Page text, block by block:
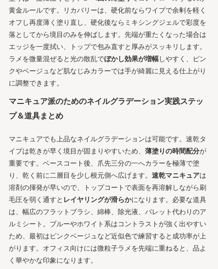
黄金ルールです。リカバリーは、硬化前ならワイプで余剰を軽く
オフし再度薄く塗り直し、硬化後ならミキシングジェルで彩度を
落としてから境目のみを伸ばします。先端が重たくなった場合は
エッジを一度拭い、トップで包み直すと厚みがスッキリします。
ラメを微量混ぜると光の散乱でぼかし効果が増幅しやすく、ピン
クやベージュなど肌なじみカラーでは手が綺麗に見える仕上がり
に調整できます。
マニキュア派のためのネイルグラデーション実践ステッ
プ＆道具まとめ
マニキュアでも上品なネイルグラデーションは可能です。速乾タ
イプは乾きが早く境目が固まりやすいため、 薄塗りの時間配分が
重要です。ベースコート後、爪先三分の一へカラーを極薄で塗
り、乾く前に二層目を少し根元側へ広げます。 速乾マニキュアは
溶剤の揮発が早いので、トップコートで表面を再溶解しながら刷
毛圧を弱く通すと レイヤリングが滑らかになります。必要な道具
は、幅広のフラットブラシ、綿棒、除光液、パレット代わりのア
ルミシート。ブルーやホワイト系はコントラストが強く出やすい
ため、最初はピンクベージュなど近似色で練習すると成功率が上
がります。オフィス向けには微粒子ラメを先端に重ねると、品よ
く華やかな印象になります。